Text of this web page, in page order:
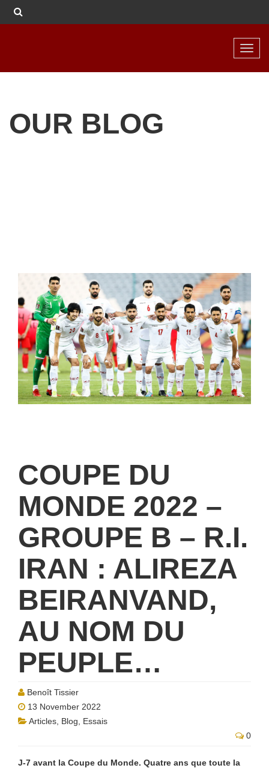
OUR BLOG
COUPE DU
MONDE 2022 –
GROUPE B – R.I.
IRAN : ALIREZA
BEIRANVAND,
AU NOM DU
PEUPLE…
Benoît Tissier
13 November 2022
Articles Blog
Essais
0
J-7 avant la Coupe du Monde. Quatre ans que toute la